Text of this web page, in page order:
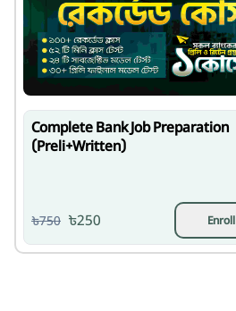
Complete Bank Job Preparation
(Preli+Written)
৳750 ৳250 Enroll